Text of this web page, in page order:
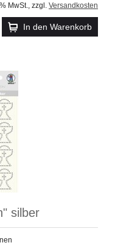
MwSt. zzgl. Versandkosten
In den Warenkorb
silber